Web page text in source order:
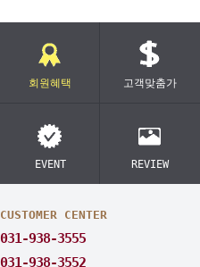
회원혜택 고객맞춤가
EVENT REVIEW
CUSTOMER CENTER
031-938-3555
031-938-3552